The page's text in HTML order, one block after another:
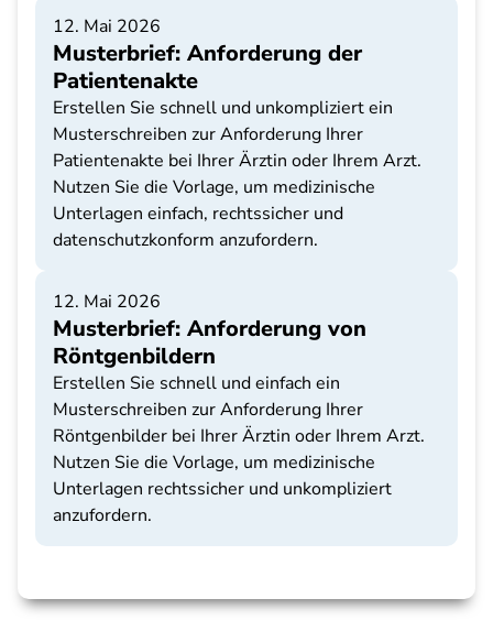
12. Mai 2026
Musterbrief: Anforderung der
Patientenakte
Erstellen Sie schnell und unkompliziert ein
Musterschreiben zur Anforderung Ihrer
Patientenakte bei Ihrer Ärztin oder Ihrem Arzt.
Nutzen Sie die Vorlage, um medizinische
Unterlagen einfach, rechtssicher und
datenschutzkonform anzufordern.
12. Mai 2026
Musterbrief: Anforderung von
Röntgenbildern
Erstellen Sie schnell und einfach ein
Musterschreiben zur Anforderung Ihrer
Röntgenbilder bei Ihrer Ärztin oder Ihrem Arzt.
Nutzen Sie die Vorlage, um medizinische
Unterlagen rechtssicher und unkompliziert
anzufordern.